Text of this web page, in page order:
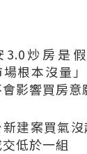
3.0炒房是
場根本沒量
影響買房意
新建案買氣
低於一組